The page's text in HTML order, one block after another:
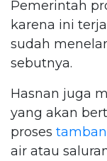
Pemerintah
karena ini
sudah
sebutnya.
Hasnan juga
yang akan
proses
air atau